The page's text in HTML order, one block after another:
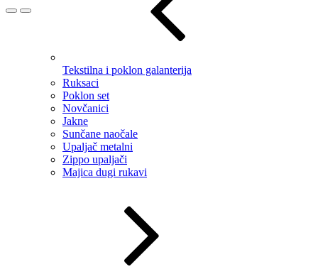
Tekstilna i poklon galanterija
Ruksaci
Poklon set
Novčanici
Jakne
Sunčane naočale
Upaljač metalni
Zippo upaljači
Majica dugi rukavi